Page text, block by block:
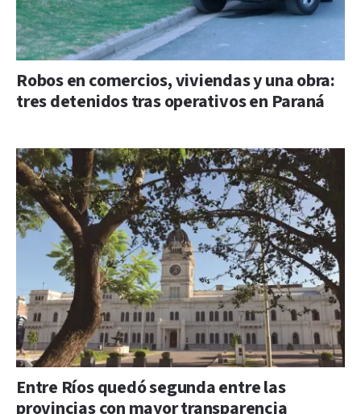
Robos en comercios, viviendas y una obra:
tres detenidos tras operativos en Paraná
Entre Ríos quedó segunda entre las
provincias con mayor transparencia